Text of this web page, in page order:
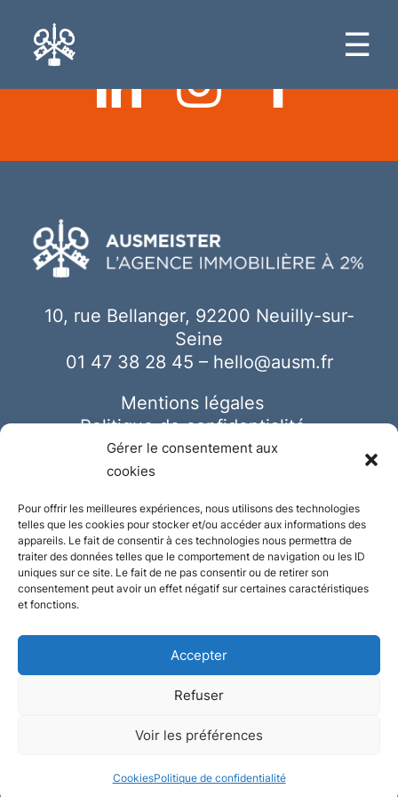
Gérer le consentement aux
cookies
Pour offrir les meilleures expériences, nous utilisons des technologies
telles que les cookies pour stocker et/ou accéder aux informations des
appareils. Le fait de consentir à ces technologies nous permettra de
traiter des données telles que le comportement de navigation ou les ID
uniques sur ce site. Le fait de ne pas consentir ou de retirer son
consentement peut avoir un effet négatif sur certaines caractéristiques
et fonctions.
Accepter
Refuser
Voir les préférences
CookiesPolitique de confidentialité
☰
10, rue Bellanger, 92200 Neuilly-sur-
Seine
01 47 38 28 45 – hello@ausm.fr
Mentions légales
Politique de confidentialité
Cookies
Conception et réalisation :Plate